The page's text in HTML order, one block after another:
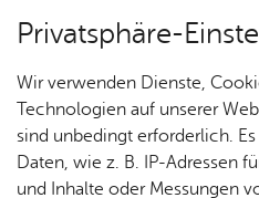
Pro­gramm
Privatsphäre-
Wir verwenden Dienste,
Technologien auf unserer
sind unbedingt erforderlich.
Daten, wie z. B. IP-Adressen
und Inhalte oder Messungen